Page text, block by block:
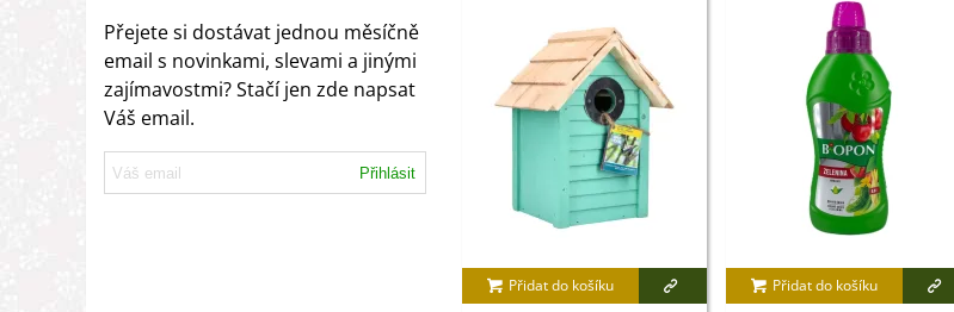
Přejete si dostávat jednou měsíčně
email s novinkami, slevami a jinými
zajímavostmi? Stačí jen zde napsat
Váš email.
Přihlásit
Přidat do košíku Přidat do košíku